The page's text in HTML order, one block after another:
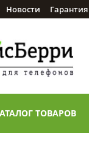
Новости Гарантия
ТОВАРОВ